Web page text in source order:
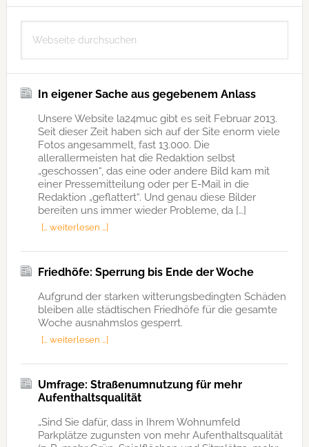
Seitenspalte
durchsuchen
In eigener Sache aus gegebenem Anlass
Unsere Website la24muc gibt es seit Februar 2013.
Seit dieser Zeit haben sich auf der Site enorm viele
Fotos angesammelt, fast 13.000. Die
allerallermeisten hat die Redaktion selbst
„geschossen“, das eine oder andere Bild kam mit
einer Pressemitteilung oder per E-Mail in die
Redaktion „geflattert“. Und genau diese Bilder
bereiten uns immer wieder Probleme, da […]
[… weiterlesen …]
Friedhöfe: Sperrung bis Ende der Woche
Aufgrund der starken witterungsbedingten Schäden
bleiben alle städtischen Friedhöfe für die gesamte
Woche ausnahmslos gesperrt.
[… weiterlesen …]
Umfrage: Straßenumnutzung für mehr
Aufenthaltsqualität
„Sind Sie dafür, dass in Ihrem Wohnumfeld
Parkplätze zugunsten von mehr Aufenthaltsqualität